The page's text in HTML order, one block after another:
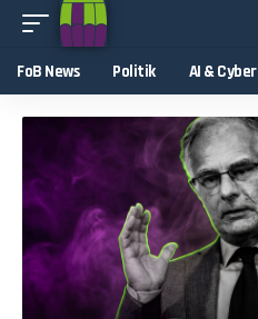
FoB News Politik AI & Cyber